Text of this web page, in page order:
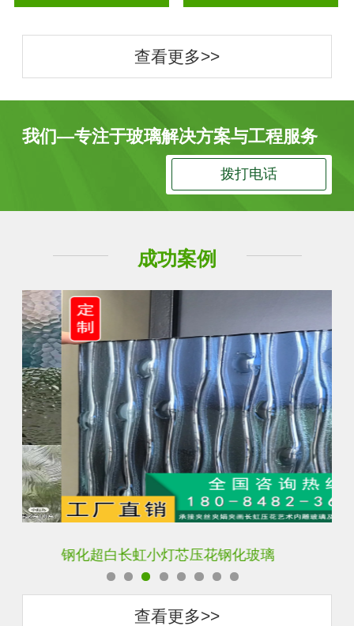
查看更多>>
我们—专注于玻璃解决方案与工程服务
拨打电话
成功案例
钢化超白长虹小灯芯压花钢化玻璃
查看更多>>